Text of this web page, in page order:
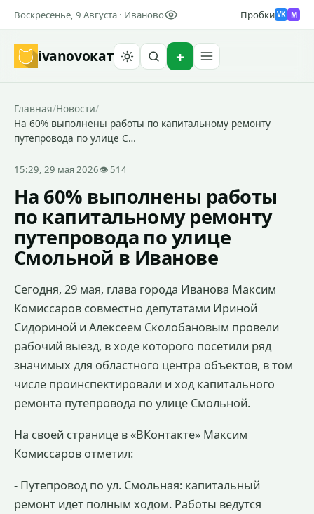
Воскресенье, 9 Августа · Иваново Пробки VK M
ivanovoкат
Главная/Новости/
На 60% выполнены работы по капитальному ремонту
путепровода по улице С…
15:29, 29 мая 2026👁 514
На 60% выполнены работы
по капитальному ремонту
путепровода по улице
Смольной в Иванове
Сегодня, 29 мая, глава города Иванова Максим
Комиссаров совместно депутатами Ириной
Сидориной и Алексеем Сколобановым провели
рабочий выезд, в ходе которого посетили ряд
значимых для областного центра объектов, в том
числе проинспектировали и ход капитального
ремонта путепровода по улице Смольной.
На своей странице в «ВКонтакте» Максим
Комиссаров отметил:
- Путепровод по ул. Смольная: капитальный
ремонт идет полным ходом. Работы ведутся